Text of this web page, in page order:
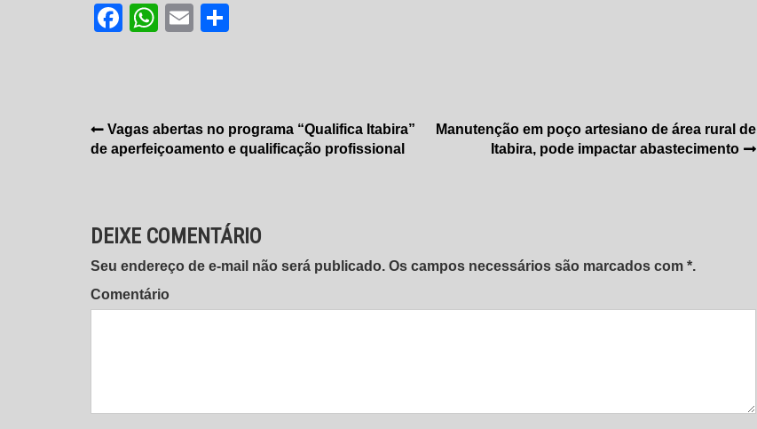
Facebook
WhatsApp
Email
Navegação
de
Vagas abertas no programa “Qualifica Itabira”
de aperfeiçoamento e qualificação profissional
Manutenção em poço artesiano de área rural de
Itabira, pode impactar abastecimento
DEIXE COMENTÁRIO
Seu endereço de e-mail não será publicado. Os campos necessários são marcados com *.
Comentário